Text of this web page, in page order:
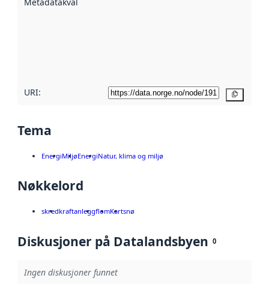
URI:
Tema
EnergiMiljøEnergiNatur, klima og miljø
Nøkkelord
skredkraftanleggflomKartsnø
Diskusjoner på Datalandsbyen 0
Ingen diskusjoner funnet